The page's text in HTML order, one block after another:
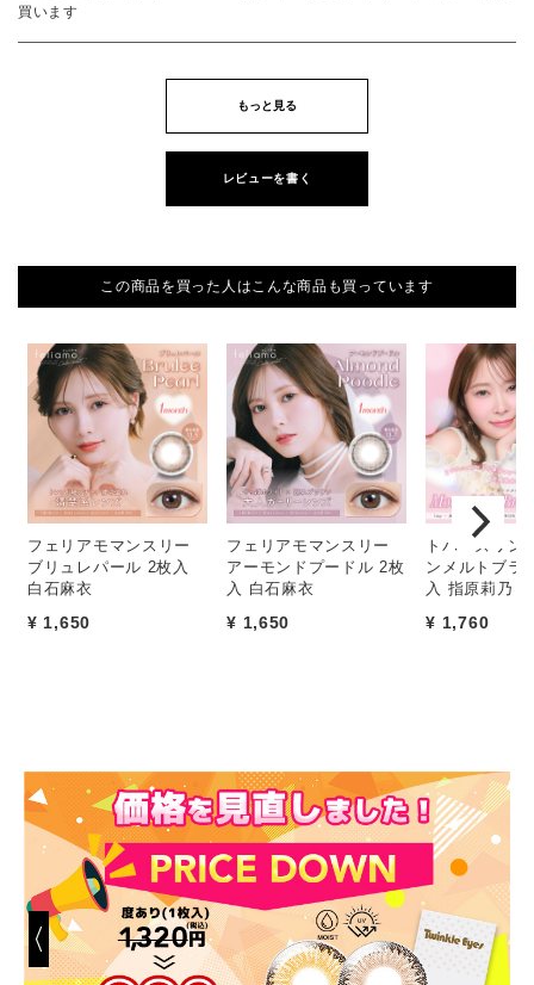
買います
もっと見る
レビューを書く
この商品を買った人はこんな商品も買っています
フェリアモマンスリー
ブリュレパール 2枚入
白石麻衣
¥ 1,650
フェリアモマンスリー
アーモンドプードル 2枚
入 白石麻衣
¥ 1,650
トパーズワン
ンメルトブラ
入 指原莉乃
¥ 1,760